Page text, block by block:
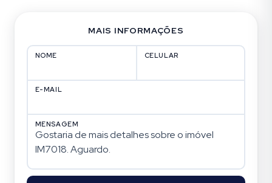
MAIS INFORMAÇÕES
NOME CELULAR
E-MAIL
MENSAGEM